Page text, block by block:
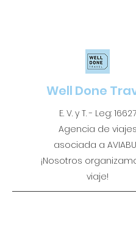
Well Done
E. V. y T. - Leg: 16627
Agencia de viajes
asociada a
¡Nosotros
viaje!